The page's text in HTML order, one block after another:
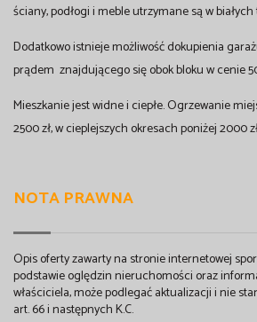
ściany, podłogi i meble utrzymane są w
Dodatkowo istnieje możliwość dokupienia
prądem znajdującego się obok bloku w cenie
Mieszkanie jest widne i ciepłe. Ogrzewanie
2500 zł, w cieplejszych okresach poniżej 2000
NOTA PRAWNA
Opis oferty zawarty na stronie internetowej
podstawie oględzin nieruchomości oraz
właściciela, może podlegać aktualizacji i nie
art. 66 i następnych K.C.